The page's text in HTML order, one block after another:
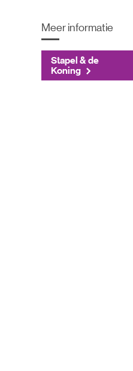
Meer informatie
Stapel & de
Koning